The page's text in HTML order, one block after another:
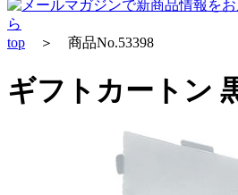
top ＞ 商品No.53398
ギフトカートン